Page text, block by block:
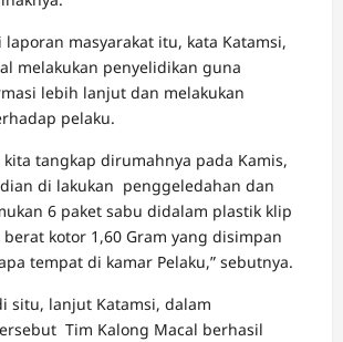
masyarakat itu, kata Katamsi,
melakukan penyelidikan guna
lebih lanjut dan melakukan
pelaku.
kita tangkap dirumahnya pada Kamis,
di lakukan penggeledahan dan
6 paket sabu didalam plastik klip
kotor 1,60 Gram yang disimpan
tempat di kamar Pelaku,” sebutnya.
situ, lanjut Katamsi, dalam
Tim Kalong Macal berhasil